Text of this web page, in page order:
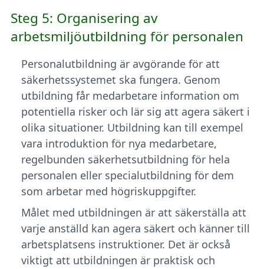
Steg 5: Organisering av
arbetsmiljöutbildning för personalen
Personalutbildning är avgörande för att
säkerhetssystemet ska fungera. Genom
utbildning får medarbetare information om
potentiella risker och lär sig att agera säkert i
olika situationer. Utbildning kan till exempel
vara introduktion för nya medarbetare,
regelbunden säkerhetsutbildning för hela
personalen eller specialutbildning för dem
som arbetar med högriskuppgifter.
Målet med utbildningen är att säkerställa att
varje anställd kan agera säkert och känner till
arbetsplatsens instruktioner. Det är också
viktigt att utbildningen är praktisk och